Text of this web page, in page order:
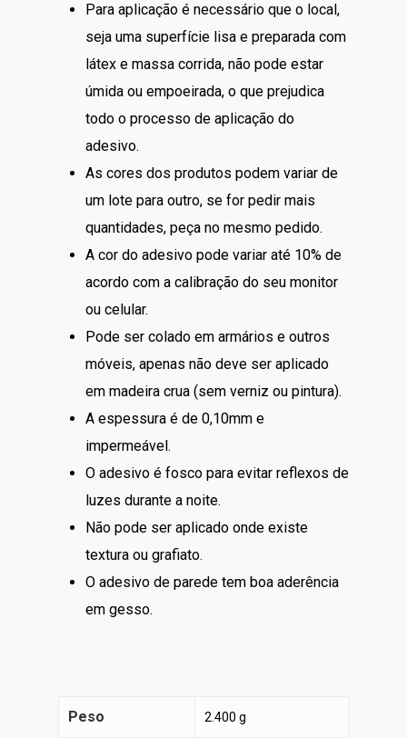
Para aplicação é necessário que o local,
seja uma superfície lisa e preparada com
látex e massa corrida, não pode estar
úmida ou empoeirada, o que prejudica
todo o processo de aplicação do
adesivo.
As cores dos produtos podem variar de
um lote para outro, se for pedir mais
quantidades, peça no mesmo pedido.
A cor do adesivo pode variar até 10% de
acordo com a calibração do seu monitor
ou celular.
Pode ser colado em armários e outros
móveis, apenas não deve ser aplicado
em madeira crua (sem verniz ou pintura).
A espessura é de 0,10mm e
impermeável.
O adesivo é fosco para evitar reflexos de
luzes durante a noite.
Não pode ser aplicado onde existe
textura ou grafiato.
O adesivo de parede tem boa aderência
em gesso.
Peso 2.400 g